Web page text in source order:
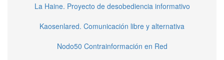
La Haine. Proyecto de desobediencia informativo
Kaosenlared. Comunicación libre y alternativa
Nodo50 Contrainformación en Red